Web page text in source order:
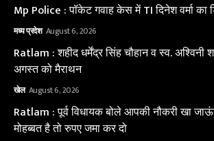
Mp Police : पॉकेट गवाह केस में TI दिनेश वर्मा का
मध्य प्रदेश August 6, 2026
Ratlam : शहीद धर्मेंद्र सिंह चौहान व स्व. अश्विनी
अगस्त को मैराथन
खेल August 6, 2026
Ratlam : पूर्व विधायक बोले आपकी नौकरी खा
मोहब्बत है तो रुपए जमा कर दो